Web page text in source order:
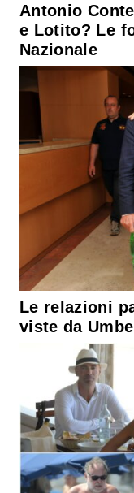
Antonio
e Lotito? Le
Nazionale
Le relazioni
viste da